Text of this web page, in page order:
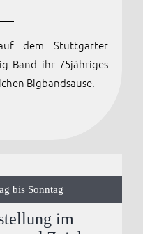
dem Stuttgarter
Band ihr 75jähriges
Bigbandsause.
bis Sonntag
im